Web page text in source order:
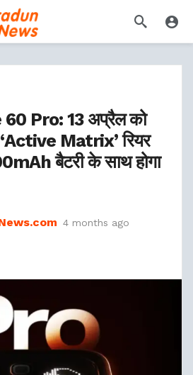
Pro: 13 अप्रैल को
‘Active Matrix’ रियर
बैटरी के साथ होगा
4 months ago